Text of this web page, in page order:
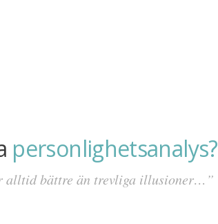
personlighetsanalys?
alltid bättre än trevliga illusioner…”